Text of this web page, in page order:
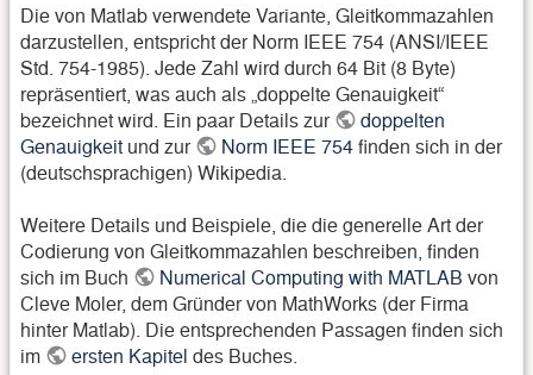
Die von Matlab verwendete Variante, Gleitkommazahlen
darzustellen, entspricht der Norm IEEE 754 (ANSI/IEEE
Std. 754-1985). Jede Zahl wird durch 64 Bit (8 Byte)
repräsentiert, was auch als „doppelte Genauigkeit“
bezeichnet wird. Ein paar Details zur
doppelten
Genauigkeit und zur Norm IEEE 754finden sich in der
(deutschsprachigen) Wikipedia.
Weitere Details und Beispiele, die die generelle Art der
Codierung von Gleitkommazahlen beschreiben, finden
sich im Buch
Numerical Computing with MATLAB von
Cleve Moler, dem Gründer von MathWorks (der Firma
hinter Matlab). Die entsprechenden Passagen finden sich
im
ersten Kapitel des Buches.